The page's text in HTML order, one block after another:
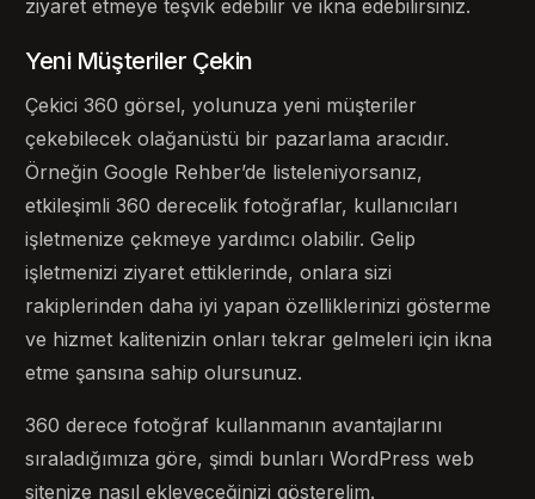
ziyaret etmeye teşvik edebilir ve ikna edebilirsiniz.
Yeni Müşteriler Çekin
Çekici 360 görsel, yolunuza yeni müşteriler
çekebilecek olağanüstü bir pazarlama aracıdır.
Örneğin Google Rehber’de listeleniyorsanız,
etkileşimli 360 derecelik fotoğraflar, kullanıcıları
işletmenize çekmeye yardımcı olabilir. Gelip
işletmenizi ziyaret ettiklerinde, onlara sizi
rakiplerinden daha iyi yapan özelliklerinizi gösterme
ve hizmet kalitenizin onları tekrar gelmeleri için ikna
etme şansına sahip olursunuz.
360 derece fotoğraf kullanmanın avantajlarını
sıraladığımıza göre, şimdi bunları WordPress web
sitenize nasıl ekleyeceğinizi gösterelim.